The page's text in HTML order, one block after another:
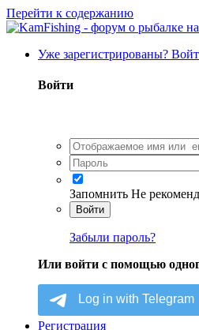
Перейти к содержанию
Уже зарегистрированы?
Войти
Запомнить Не
Войти
Забыли пароль?
Или войти с помощью
Регистрация